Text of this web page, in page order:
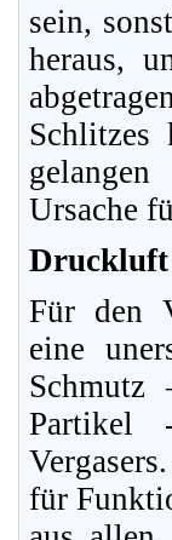
sein,
heraus,
Schlitzes
Ursache
Druckluft
Für den
eine
Partikel
für